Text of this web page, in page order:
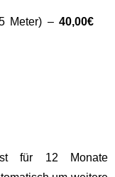
Meter) – 40,00€
für 12 Monate